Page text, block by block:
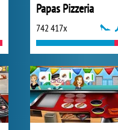
Papas Pizzeria
742 417x